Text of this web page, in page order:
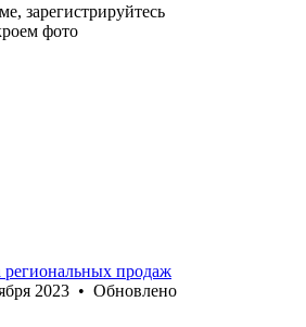
зарегистрируйтесь
фото
региональных продаж
2023 • Обновлено